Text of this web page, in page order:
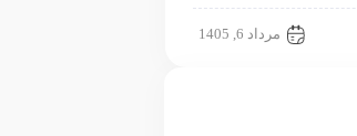
مرداد 6, 1405